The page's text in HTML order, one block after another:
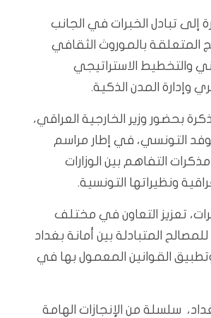
إلى تبادل الخبرات في الجانب
المتعلقة بالموروث الثقافي
والتخطيط الاستراتيجي
وإدارة المدن الذكية.
بحضور وزير الخارجية العراقي،
التونسي، في إطار مراسم
التفاهم بين الوزارات
ونظيراتها التونسية.
تعزيز التعاون في مختلف
المتبادلة بين أمانة بغداد
القوانين المعمول بها في
سلسلة من الإنجازات الهامة